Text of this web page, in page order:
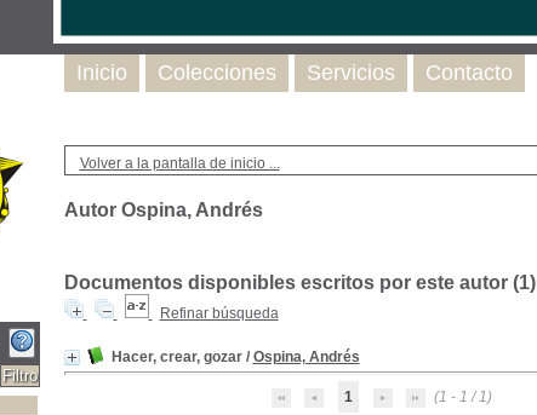
Volver a la pantalla de inicio ...
Autor Ospina, Andrés
Documentos disponibles escritos por este autor (1)
Refinar búsqueda
Hacer, crear, gozar/ Ospina, Andrés
1 (1 - 1 / 1)
Inicio Colecciones Servicios Contacto